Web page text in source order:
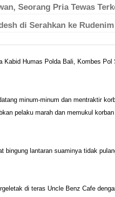
Seorang Pria Tewas
di Serahkan ke
Kabid Humas Polda Bali, Kombes
minum-minum dan mentraktir
pelaku marah dan memukul
lantaran suaminya tidak
di teras Uncle Benz Cafe